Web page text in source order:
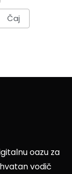
Čaj
oazu za
vodič